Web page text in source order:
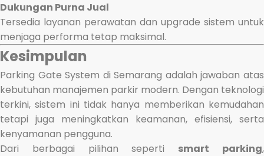
Dukungan Purna Jual
Tersedia layanan perawatan dan upgrade sistem untuk
menjaga performa tetap maksimal.
Kesimpulan
Parking Gate System di Semarang adalah jawaban atas
kebutuhan manajemen parkir modern. Dengan teknologi
terkini, sistem ini tidak hanya memberikan kemudahan
tetapi juga meningkatkan keamanan, efisiensi, serta
kenyamanan pengguna.
Dari berbagai pilihan seperti smart parking,